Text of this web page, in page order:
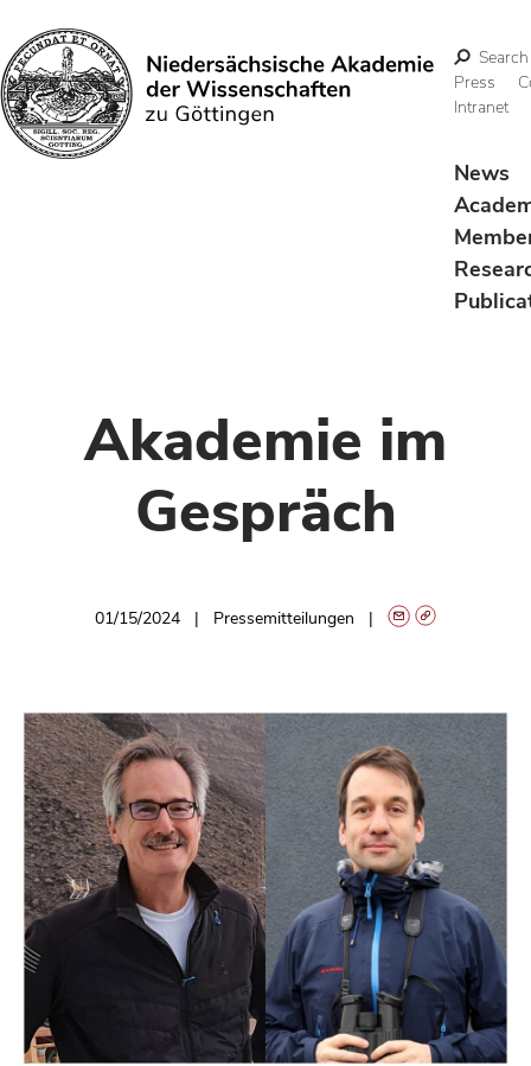
Search
Search
Press
Intranet
News
Akademie im
Gespräch
01/15/2024 Pressemitteilungen